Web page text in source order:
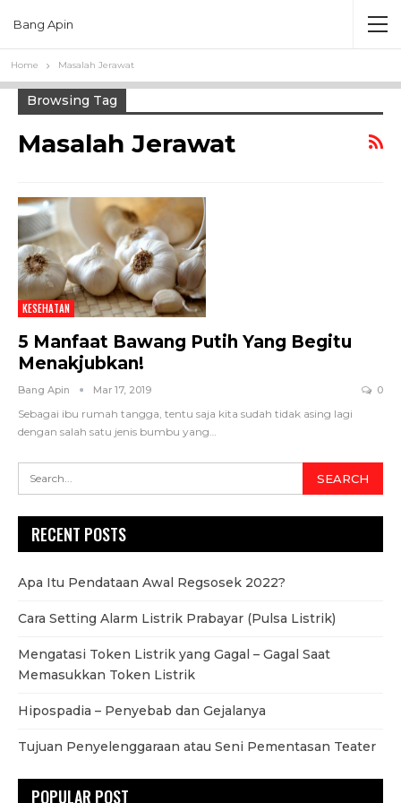
Bang Apin
Home Masalah Jerawat
Browsing Tag
Masalah Jerawat
KESEHATAN
5 Manfaat Bawang Putih Yang Begitu
Menakjubkan!
Bang Apin Mar 17, 2019 0
Sebagai ibu rumah tangga, tentu saja kita sudah tidak asing lagi
dengan salah satu jenis bumbu yang…
RECENT POSTS
Apa Itu Pendataan Awal Regsosek 2022?
Cara Setting Alarm Listrik Prabayar (Pulsa Listrik)
Mengatasi Token Listrik yang Gagal – Gagal Saat
Memasukkan Token Listrik
Hipospadia – Penyebab dan Gejalanya
Tujuan Penyelenggaraan atau Seni Pementasan Teater
POPULAR POST